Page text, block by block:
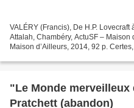
VALÉRY (Francis), De H.P.
Attalah, Chambéry, ActuSF –
Maison d’Ailleurs, 2014, 92 p.
"Le Monde merveilleux
Pratchett (abandon)